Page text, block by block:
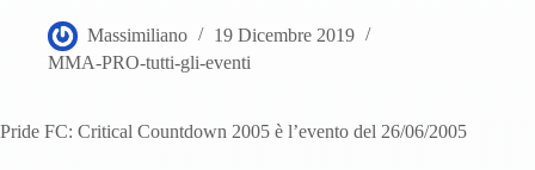
Massimiliano
19 Dicembre 2019
MMA-PRO-tutti-gli-eventi
Pride FC: Critical Countdown 2005 è l’evento del 26/06/2005